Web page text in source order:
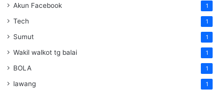
Akun Facebook 1
Tech 1
Sumut 1
Wakil walkot tg balai 1
BOLA 1
lawang 1